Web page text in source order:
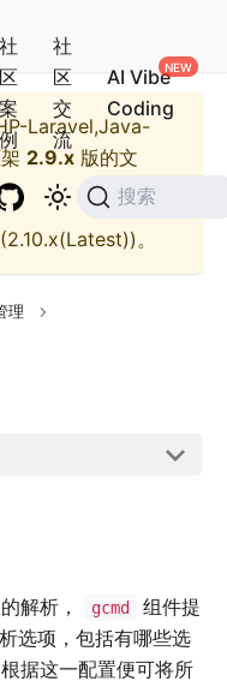
社
区
案
例
社
区
交
流
AI Vibe
Coding
搜索
Laravel,Java-
2.9.x 版的文
2.10.x(Latest))。
理
解析， gcmd
组件提
选项，包括有哪些选
据这一配置便可将所